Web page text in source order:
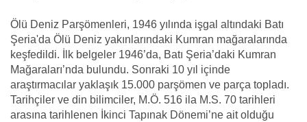
Ölü Deniz Parşömenleri, 1946 yılında işgal altındaki Batı
Şeria'da Ölü Deniz yakınlarındaki Kumran mağaralarında
keşfedildi. İlk belgeler 1946’da, Batı Şeria’daki Kumran
Mağaraları’nda bulundu. Sonraki 10 yıl içinde
araştırmacılar yaklaşık 15.000 parşömen ve parça topladı.
Tarihçiler ve din bilimciler, M.Ö. 516 ila M.S. 70 tarihleri
arasına tarihlenen İkinci Tapınak Dönemi’ne ait olduğu